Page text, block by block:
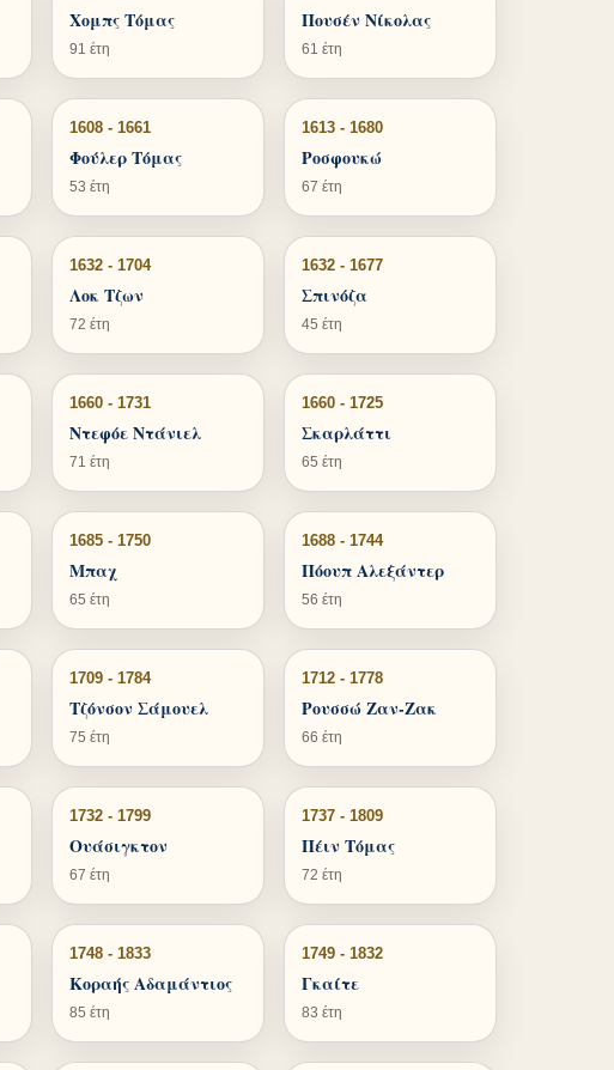
Χομπς Τόμας
91 έτη
Πουσέν Νίκολας
61 έτη
1608 - 1661
Φούλερ Τόμας
53 έτη
1613 - 1680
Ροσφουκώ
67 έτη
1632 - 1704
Λοκ Τζων
72 έτη
1632 - 1677
Σπινόζα
45 έτη
1660 - 1731
Ντεφόε Ντάνιελ
71 έτη
1660 - 1725
Σκαρλάττι
65 έτη
1685 - 1750
Μπαχ
65 έτη
1688 - 1744
Πόουπ Αλεξάντερ
56 έτη
1709 - 1784
Τζόνσον Σάμουελ
75 έτη
1712 - 1778
Ρουσσώ Ζαν-Ζακ
66 έτη
1732 - 1799
Ουάσιγκτον
67 έτη
1737 - 1809
Πέιν Τόμας
72 έτη
1748 - 1833
Κοραής Αδαμάντιος
85 έτη
1749 - 1832
Γκαίτε
83 έτη